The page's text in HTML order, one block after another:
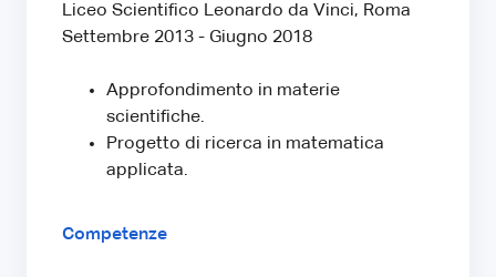
Liceo Scientifico Leonardo da Vinci, Roma
Settembre 2013 - Giugno 2018
Approfondimento in materie
scientifiche.
Progetto di ricerca in matematica
applicata.
Competenze